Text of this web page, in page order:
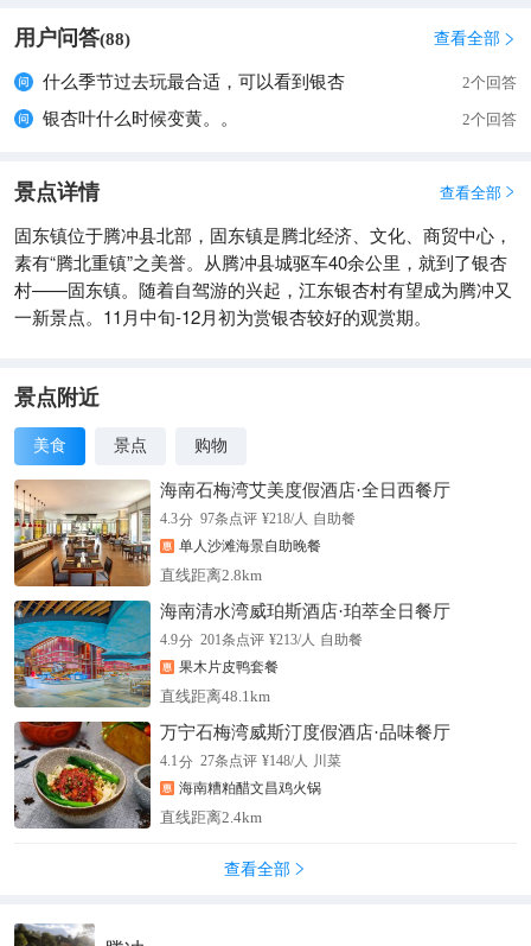
用户问答(88) 查看全部 
什么季节过去玩最合适，可以看到银杏 2个回答
银杏叶什么时候变黄。。 2个回答
景点详情 查看全部 
固东镇位于腾冲县北部，固东镇是腾北经济、文化、商贸中心，
素有“腾北重镇”之美誉。从腾冲县城驱车40余公里，就到了银杏
村——固东镇。随着自驾游的兴起，江东银杏村有望成为腾冲又
一新景点。11月中旬-12月初为赏银杏较好的观赏期。
景点附近
美食 景点 购物
海南石梅湾艾美度假酒店·全日西餐厅
4.3分 97条点评 ¥218/人 自助餐
单人沙滩海景自助晚餐
直线距离2.8km
海南清水湾威珀斯酒店·珀萃全日餐厅
4.9分 201条点评 ¥213/人 自助餐
果木片皮鸭套餐
直线距离48.1km
万宁石梅湾威斯汀度假酒店·品味餐厅
4.1分 27条点评 ¥148/人 川菜
海南糟粕醋文昌鸡火锅
直线距离2.4km
查看全部 